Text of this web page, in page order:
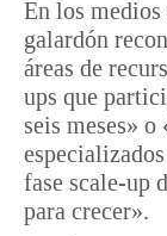
En los
galardón
áreas de
ups que
seis meses» o
fase scale-up
para crecer».